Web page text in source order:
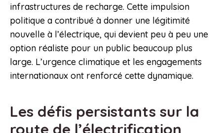
infrastructures de recharge. Cette impulsion
politique a contribué à donner une légitimité
nouvelle à l’électrique, qui devient peu à peu une
option réaliste pour un public beaucoup plus
large. L’urgence climatique et les engagements
internationaux ont renforcé cette dynamique.
Les défis persistants sur la